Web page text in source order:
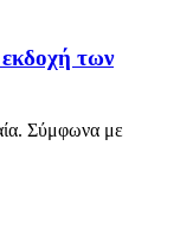
των
Σύμφωνα με